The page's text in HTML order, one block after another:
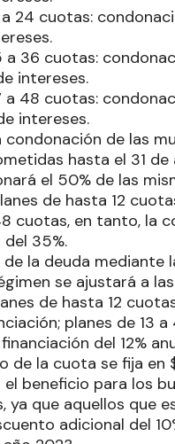
a 24 cuotas:
a 36 cuotas:
intereses.
a 48 cuotas:
intereses.
condonación de las
hasta el 31
el 50% de las
de hasta 12
cuotas, en tanto, la
35%.
la deuda mediante
se ajustará a
de hasta 12
planes de 13
del 12%
de la cuota se fija en
el beneficio para los
ya que aquellos que
adicional del